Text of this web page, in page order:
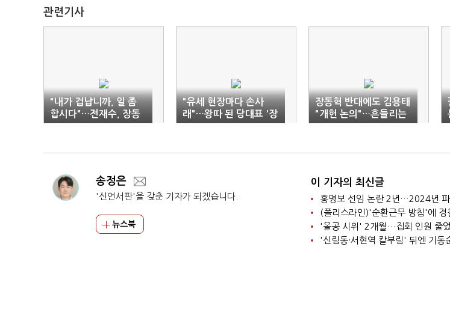
관련기사
"내가 겁납니까, 일 좀
합시다"…전재수, 장동
혁 '직격'
"유세 현장마다 손사
래"…왕따 된 당대표 '장
동혁'
장동혁 반대에도 김용태
"개헌 논의"…흔들리는
'저지선'
송정은
'신언서판'을 갖춘 기자가 되겠습니다.
뉴스북
이 기자의 최신글
홍명보 선임 논란 2년…2024년 파
'올공 시위' 2개월…집회 인원 줄